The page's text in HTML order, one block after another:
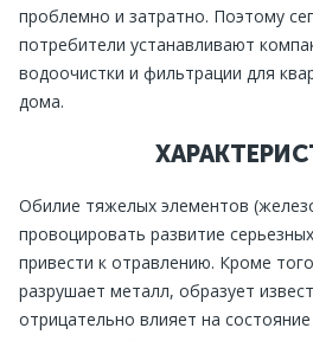
проблемно и затратно. Поэтому
потребители устанавливают
водоочистки и фильтрации для
дома.
Обилие тяжелых элементов
провоцировать развитие
привести к отравлению. Кроме
разрушает металл, образует
отрицательно влияет на